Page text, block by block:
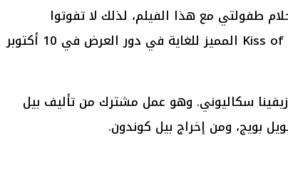
طفولتي مع هذا الفيلم، لذلك لا تفوتوا
مشاهدة Kiss of the Spider Woman المميز للغاية في دور العرض في 10 أكتوبر
سكاليوني. وهو عمل مشترك من تأليف بيل
بويج، ومن إخراج بيل كوندون.